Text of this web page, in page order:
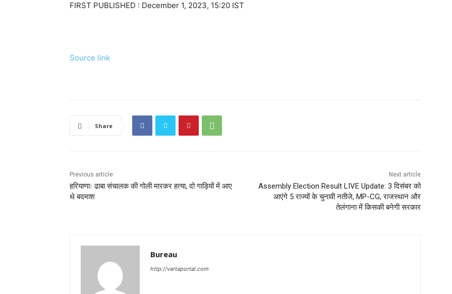
FIRST PUBLISHED : December 1, 2023, 15:20 IST
Source link
Share
Previous article
हरियाणाः ढाबा संचालक की गोली मारकर हत्या, दो गाड़ियों में आए
थे बदमाश
Next article
Assembly Election Result LIVE Update: 3 दिसंबर को
आएंगे 5 राज्यों के चुनावी नतीजे, MP-CG, राजस्थान और
तेलंगाना में किसकी बनेगी सरकार
Bureau
http://vartaportal.com